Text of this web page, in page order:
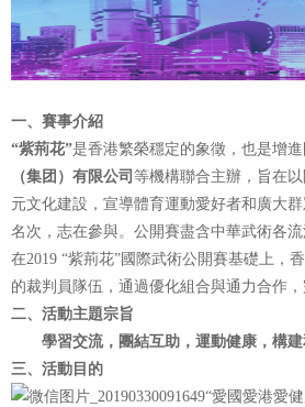
一、賽事介紹
“紫荊花”是香港繁榮穩定的象徵，也是增
（集团）有限公司 等機構聯合主辦，旨在
元文化建設，宣導體育運動愛好者和廣大
名次，志在參與。公開賽盡含中華武術各
在2019 “紫荊花”國際武術公開賽基礎上，
的裁判員隊伍，通過優化組合與通力合作
二、活動主題宗旨
學習交流，團結互助，運動健康，構
三、活動目的
“愛國愛港愛